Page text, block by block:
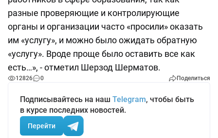
разные проверяющие и контролирующие
органы и организации часто «просили» оказать
им «услугу», и можно было ожидать обратную
«услугу». Вроде проще было оставить все как
есть…», - отметил Шерзод Шерматов.
12826 0 Поделиться
Подписывайтесь на наш Telegram, чтобы быть
в курсе последних новостей.
Перейти